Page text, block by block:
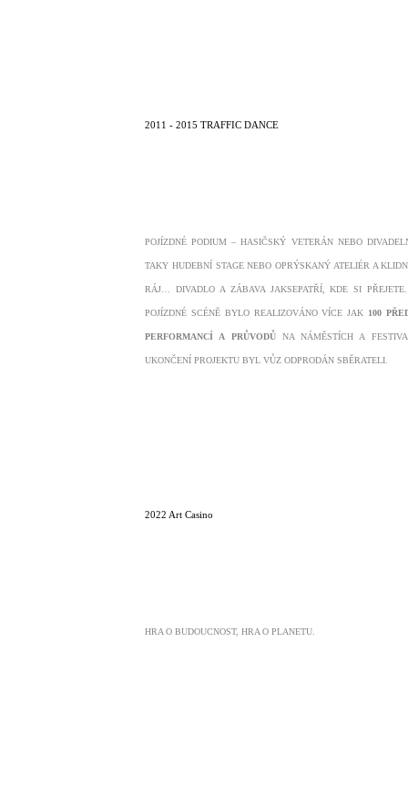
2011 - 2015 TRAFFIC DANCE
POJÍZDNÉ PODIUM – HASIČSKÝ VETERÁN NEBO
TAKY HUDEBNÍ STAGE NEBO OPRÝSKANÝ ATELIÉR A
RÁJ… DIVADLO A ZÁBAVA JAKSEPATŘÍ, KDE SI
POJÍZDNÉ SCÉNĚ BYLO REALIZOVÁNO VÍCE JAK 100
PERFORMANCÍ A PRŮVODŮNA NÁMĚSTÍCH A
UKONČENÍ PROJEKTU BYL VŮZ ODPRODÁN SBĚRATELI.
2022 Art Casino
HRA O BUDOUCNOST, HRA O PLANETU.